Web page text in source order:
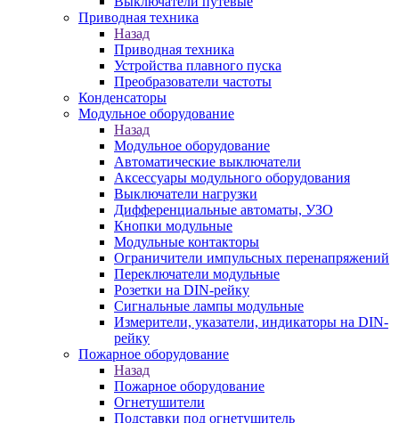
Приводная техника
Назад
Приводная техника
Устройства плавного пуска
Преобразователи частоты
Конденсаторы
Модульное оборудование
Назад
Модульное оборудование
Автоматические выключатели
Аксессуары модульного оборудования
Выключатели нагрузки
Дифференциальные автоматы, УЗО
Кнопки модульные
Модульные контакторы
Ограничители импульсных перенапряжений
Переключатели модульные
Розетки на DIN-рейку
Сигнальные лампы модульные
Измерители, указатели, индикаторы на DIN-
рейку
Пожарное оборудование
Назад
Пожарное оборудование
Огнетушители
Подставки под огнетушитель